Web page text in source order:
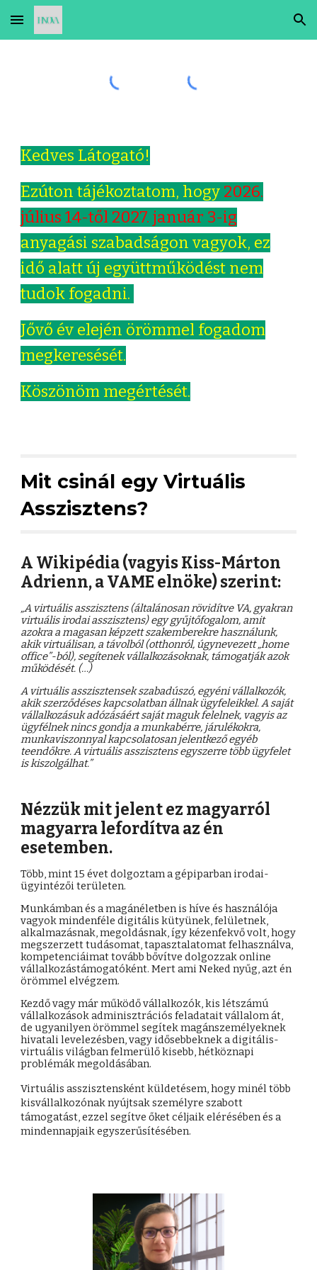
Skip to main content Skip to navigation
Kedves Látogató!
Ezúton tájékoztatom, hogy 2026.
július 14-től 2027. január 3-ig
anyagási szabadságon vagyok, ez
idő alatt új együttműködést nem
tudok fogadni.
Jővő év elején örömmel fogadom
megkeresését.
Köszönöm megértését.
Mit csinál egy Virtuális
Asszisztens?
A Wikipédia (vagyis Kiss-Márton
Adrienn, a VAME elnöke) szerint:
„A virtuális asszisztens (általánosan rövidítve VA, gyakran
virtuális irodai asszisztens) egy gyűjtőfogalom, amit
azokra a magasan képzett szakemberekre használunk,
akik virtuálisan, a távolból (otthonról, úgynevezett „home
office”-ból), segítenek vállalkozásoknak, támogatják azok
működését. (…)
A virtuális asszisztensek szabadúszó, egyéni vállalkozók,
akik szerződéses kapcsolatban állnak ügyfeleikkel. A saját
vállalkozásuk adózásáért saját maguk felelnek, vagyis az
ügyfélnek nincs gondja a munkabérre, járulékokra,
munkaviszonnyal kapcsolatosan jelentkező egyéb
teendőkre. A virtuális asszisztens egyszerre több ügyfelet
is kiszolgálhat.”
Nézzük mit jelent ez magyarról
magyarra lefordítva az én
esetemben.
Több, mint 15 évet dolgoztam a gépiparban irodai-
ügyintézői területen.
Munkámban és a magánéletben is híve és használója
vagyok mindenféle digitális kütyünek, felületnek,
alkalmazásnak, megoldásnak, így kézenfekvő volt, hogy
megszerzett tudásomat, tapasztalatomat felhasználva,
kompetenciáimat tovább bővítve dolgozzak online
vállalkozástámogatóként. Mert ami Neked nyűg, azt én
örömmel elvégzem.
Kezdő vagy már működő vállalkozók, kis létszámú
vállalkozások adminisztrációs feladatait vállalom át,
de ugyanilyen örömmel segítek magánszemélyeknek
hivatali levelezésben, vagy idősebbeknek a digitális-
virtuális világban felmerülő kisebb, hétköznapi
problémák megoldásában.
Virtuális asszisztensként küldetésem, hogy minél több
kisvállalkozónak nyújtsak személyre szabott
támogatást, ezzel segítve őket céljaik elérésében és a
mindennapjaik egyszerűsítésében.